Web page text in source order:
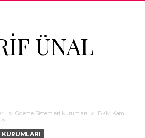
ÜNAL
Ödeme Sistemleri Kurumları
BKM Kamu
KURUMLARI